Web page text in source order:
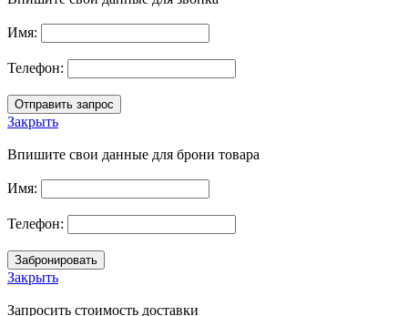
Имя:
Телефон:
Закрыть
Впишите свои данные для брони товара
Имя:
Телефон:
Закрыть
Запросить стоимость доставки